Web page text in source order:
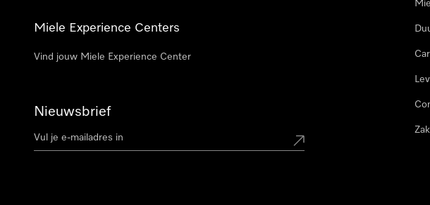
Miele Experience Centers
Vind jouw Miele Experience Center
Nieuwsbrief